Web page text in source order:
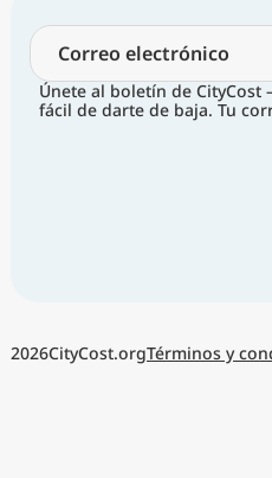
Únete al boletín de CityCost
fácil de darte de baja. Tu
2026CityCost.orgTérminos y